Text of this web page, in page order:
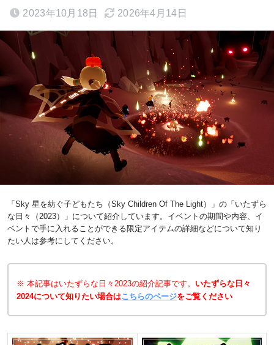
2023年10月18日 2026年4月14日
「Sky 星を紡ぐ子どもたち（Sky Children Of The Light）」の「いたずら
な日々（2023）」について紹介しています。イベントの期間や内容、イ
ベントで手に入れることができる限定アイテムの詳細などについて知り
たい人は参考にしてください。
※ 本記事はいたずらな日々2023の紹介記事です。 いたずらな日々
2024について知りたい場合はこちらのページをご覧ください